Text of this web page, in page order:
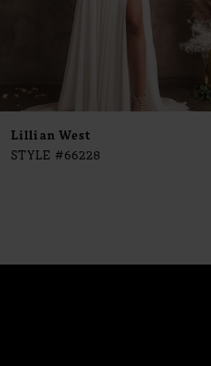
Lillian West
STYLE #66228